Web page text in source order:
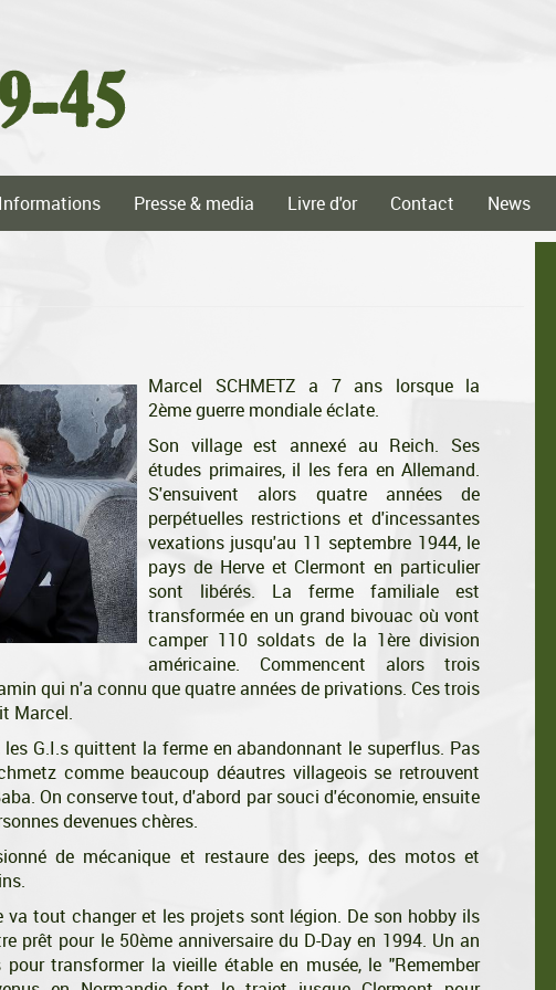
Informations Presse & media Livre d'or Contact News
Marcel SCHMETZ a 7 ans lorsque la
2ème guerre mondiale éclate.
Son village est annexé au Reich. Ses
études primaires, il les fera en Allemand.
S'ensuivent alors quatre années de
perpétuelles restrictions et d'incessantes
vexations jusqu'au 11 septembre 1944, le
pays de Herve et Clermont en particulier
sont libérés. La ferme familiale est
transformée en un grand bivouac où vont
camper 110 soldats de la 1ère division
américaine. Commencent alors trois
qui n'a connu que quatre années de privations. Ces trois
Marcel.
les G.I.s quittent la ferme en abandonnant le superflus. Pas
comme beaucoup déautres villageois se retrouvent
On conserve tout, d'abord par souci d'économie, ensuite
devenues chères.
de mécanique et restaure des jeeps, des motos et
va tout changer et les projets sont légion. De son hobby ils
prêt pour le 50ème anniversaire du D-Day en 1994. Un an
transformer la vieille étable en musée, le "Remember